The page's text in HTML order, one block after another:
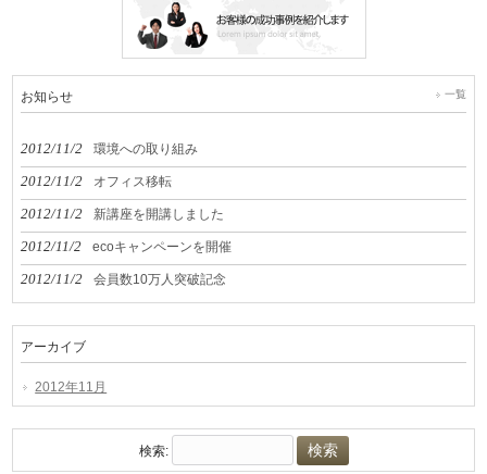
お知らせ 一覧
2012/11/2 環境への取り組み
2012/11/2 オフィス移転
2012/11/2 新講座を開講しました
2012/11/2 ecoキャンペーンを開催
2012/11/2 会員数10万人突破記念
アーカイブ
2012年11月
検索: